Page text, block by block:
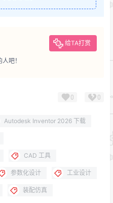
给TA打赏
吧！
0 0
Autodesk Inventor 2026 下载
CAD 工具
参数化设计 工业设计
装配仿真